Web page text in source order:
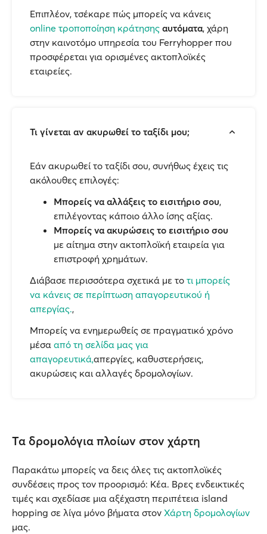
Επιπλέον, τσέκαρε πώς μπορείς να κάνεις
online τροποποίηση κράτησης αυτόματα, χάρη
στην καινοτόμο υπηρεσία του Ferryhopper που
προσφέρεται για ορισμένες ακτοπλοϊκές
εταιρείες.
Τι γίνεται αν ακυρωθεί το ταξίδι μου;
Εάν ακυρωθεί το ταξίδι σου, συνήθως έχεις τις
ακόλουθες επιλογές:
Μπορείς να αλλάξεις το εισιτήριο σου,
επιλέγοντας κάποιο άλλο ίσης αξίας.
Μπορείς να ακυρώσεις το εισιτήριο σου
με αίτημα στην ακτοπλοϊκή εταιρεία για
επιστροφή χρημάτων.
Διάβασε περισσότερα σχετικά με το τι μπορείς
να κάνεις σε περίπτωση απαγορευτικού ή
απεργίας.,
Μπορείς να ενημερωθείς σε πραγματικό χρόνο
μέσα από τη σελίδα μας για
απαγορευτικά,απεργίες, καθυστερήσεις,
ακυρώσεις και αλλαγές δρομολογίων.
Τα δρομολόγια πλοίων στον χάρτη
Παρακάτω μπορείς να δεις όλες τις ακτοπλοϊκές
συνδέσεις προς τον προορισμό: Κέα. Βρες ενδεικτικές
τιμές και σχεδίασε μια αξέχαστη περιπέτεια island
hopping σε λίγα μόνο βήματα στον Χάρτη δρομολογίων
μας.